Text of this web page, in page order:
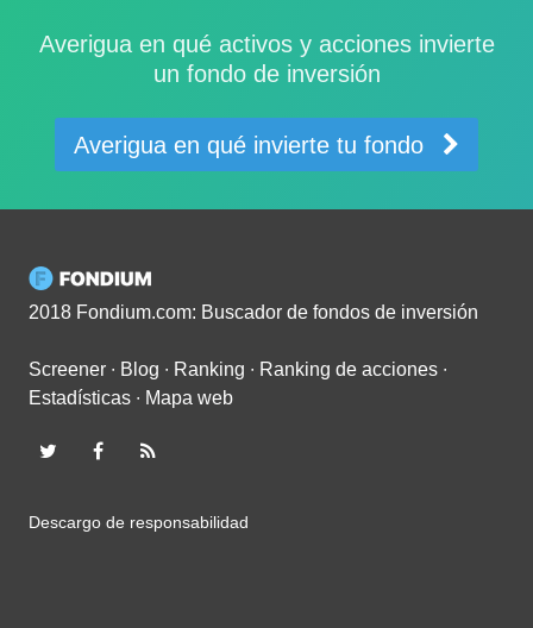
Averigua en qué activos y acciones invierte
un fondo de inversión
Averigua en qué invierte tu fondo
2018 Fondium.com: Buscador de fondos de inversión
Screener ∙ Blog ∙ Ranking ∙ Ranking de acciones ∙
Estadísticas ∙ Mapa web
Descargo de responsabilidad